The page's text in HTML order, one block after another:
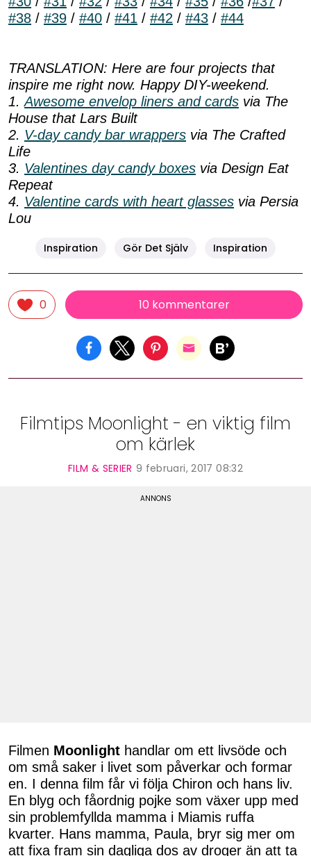
#38 / #39 / #40 / #41 / #42 / #43 / #44
TRANSLATION: Here are four projects that
inspire me right now. Happy DIY-weekend.
1.Awesome envelop liners and cards via The
House that Lars Built
2. V-day candy bar wrappers via The Crafted
Life
3. Valentines day candy boxes via Design Eat
Repeat
4. Valentine cards with heart glasses via Persia
Lou
Inspiration Gör Det Själv Inspiration
0 10 kommentarer
Filmtips Moonlight - en viktig film
om kärlek
FILM & SERIER 9 februari, 2017 08:32
Filmen Moonlight handlar om ett livsöde och
om små saker i livet som påverkar och formar
en. I denna film får vi följa Chiron och hans liv.
En blyg och fåordnig pojke som växer upp med
sin problemfyllda mamma i Miamis ruffa
kvarter. Hans mamma, Paula, bryr sig mer om
att fixa fram sin dagliga dos av droger än att ta